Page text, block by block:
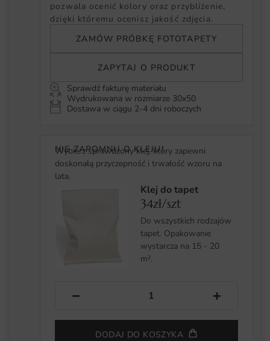
pozwala ocenić kolory oraz przybliżenie,
dzięki któremu ocenisz jakość zdjęcia.
ZAMÓW PRÓBKĘ FOTOTAPETY
ZAPYTAJ O PRODUKT
Sprawdź fakturę materiału
Wydrukowana w rozmiarze 30x50
Dostawa w ciągu 2-4 dni roboczych
NIE ZAPOMNIJ O KLEJU!
Wybierz sprawdzony klej, który zapewni
doskonałą przyczepność i trwałość wzoru na
lata.
Klej do tapet
34zł/szt
Do wszystkich rodzajów
tapet. Opakowanie
wystarcza na 15 - 20
m².
− +
DODAJ DO KOSZYKA